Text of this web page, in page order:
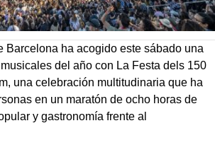
Barcelona ha acogido este sábado una
del año con La Festa dels 150
una celebración multitudinaria que ha
en un maratón de ocho horas de
y gastronomía frente al